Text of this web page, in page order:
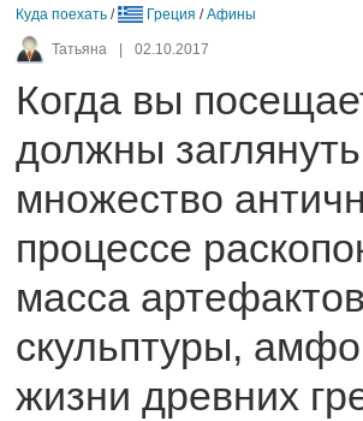
Куда поехать / Греция /Афины
Татьяна 02.10.2017
Когда вы
должны
множество
процессе
масса
скульптуры,
жизни древних